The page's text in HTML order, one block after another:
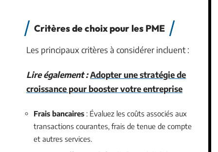
Critères de choix pour les PME
Les principaux critères à considérer incluent :
Lire également :Adopter une stratégie de
croissance pour booster votre entreprise
Frais bancaires : Évaluez les coûts associés aux
transactions courantes, frais de tenue de compte
et autres services.